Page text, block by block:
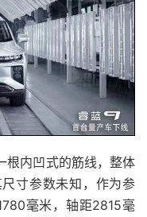
根内凹式的筋线，整体
寸参数未知，作为参
毫米，轴距2815毫